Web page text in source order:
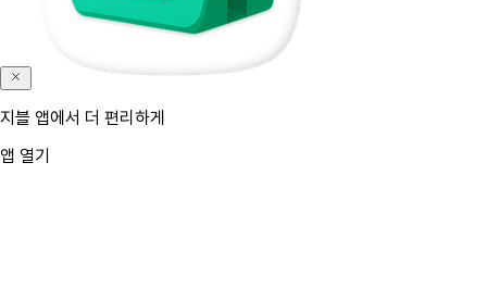
지블 앱에서 더 편리하게
앱 열기